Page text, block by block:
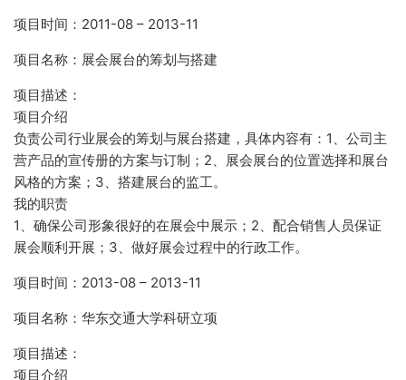
项目时间：2011-08 – 2013-11
项目名称：展会展台的筹划与搭建
项目描述：
项目介绍
负责公司行业展会的筹划与展台搭建，具体内容有：1、公司主
营产品的宣传册的方案与订制；2、展会展台的位置选择和展台
风格的方案；3、搭建展台的监工。
我的职责
1、确保公司形象很好的在展会中展示；2、配合销售人员保证
展会顺利开展；3、做好展会过程中的行政工作。
项目时间：2013-08 – 2013-11
项目名称：华东交通大学科研立项
项目描述：
项目介绍